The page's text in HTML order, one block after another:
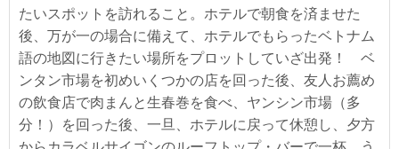
たいスポットを訪れること。ホテルで朝食を済ませた
後、万が一の場合に備えて、ホテルでもらったベトナム
語の地図に行きたい場所をプロットしていざ出発！ ベ
ンタン市場を初めいくつかの店を回った後、友人お薦め
の飲食店で肉まんと生春巻を食べ、ヤンシン市場（多
分！）を回った後、一旦、ホテルに戻って休憩し、夕方